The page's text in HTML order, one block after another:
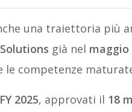
una traiettoria più
già nel maggio
competenze
FY 2025, approvati il 18